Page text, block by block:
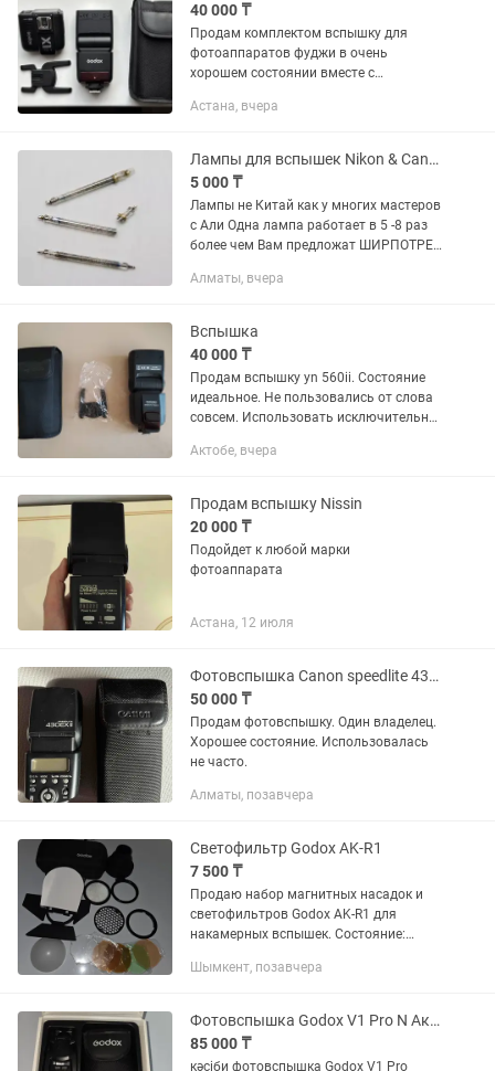
40 000 ₸
Продам комплектом вспышку для
фотоаппаратов фуджи в очень
хорошем состоянии вместе с
пальчиковых батареек. Бонусом отдам
профессиональных...
Астана, вчера
Лампы для вспышек Nikon & Canon Лампы не Китай
5 000 ₸
Лампы не Китай как у многих мастеров
с Али Одна лампа работает в 5 -8 раз
более чем Вам предложат ШИРПОТРЕБ
Отправка в регионы Nikon SB600, Nikon
Алматы, вчера
Вспышка
40 000 ₸
Продам вспышку yn 560ii. Состояние
идеальное. Не пользовались от слова
совсем. Использовать исключительно
комплект не поставляю). В общем
Актобе, вчера
Продам вспышку Nissin
20 000 ₸
Подойдет к любой марки
фотоаппарата
Астана, 12 июля
Фотовспышка Canon speedlite 430ex ii
50 000 ₸
Продам фотовспышку. Один владелец.
Хорошее состояние. Использовалась
не часто.
Алматы, позавчера
Светофильтр Godox AK-R1
7 500 ₸
Продаю набор магнитных насадок и
светофильтров Godox AK-R1 для
накамерных вспышек. Состояние:
рабочем состоянии. Комплект:
(сотовый...
Шымкент, позавчера
Фотовспышка Godox V1 Pro N Аккумулятор Godox VB30
85 000 ₸
кәсіби фотовспышка Godox V1 Pro